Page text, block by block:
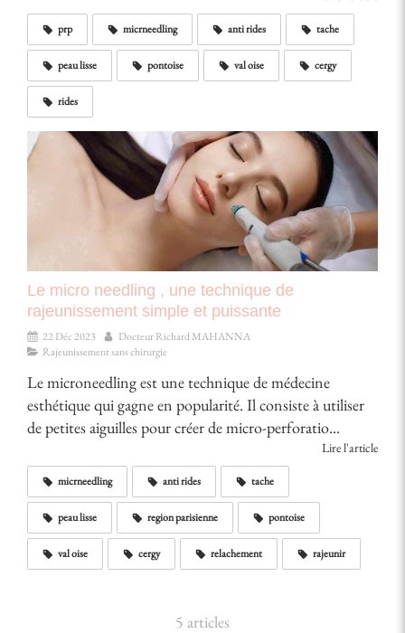
prp micrneedling anti rides tache
peau lisse pontoise val oise cergy
rides
Le micro needling , une technique de
rajeunissement simple et puissante
22 Déc 2023
Docteur Richard MAHANNA
Rajeunissement sans chirurgie
Le microneedling est une technique de médecine
esthétique qui gagne en popularité. Il consiste à utiliser
de petites aiguilles pour créer de micro-perforatio...
Lire l'article
micrneedling anti rides tache
peau lisse region parisienne pontoise
val oise cergy relachement rajeunir
5 articles